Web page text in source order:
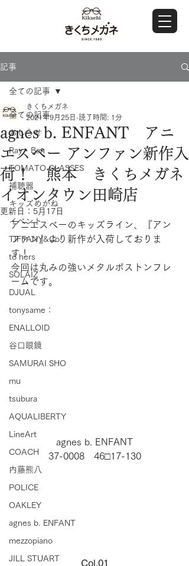
記事
全ての記事
おしらせ
Ray・Ban
TOMATO GLASSES
補聴器
キッズめがね
イベント
TIFFANY&Co.
to hers
SOLAIZ
DJUAL
tonysame：
ENALLOID
谷口眼鏡
SAMURAI SHO
mu
tsubura
AQUALIBERTY
LineArt
COACH
内藤熊八
POLICE
OAKLEY
agnes b. ENFANT
mezzopiano
JILL STUART
全ての記事
agnes b. ENFANT アニ
エスベー アンファン新作入
荷！ 熊本 きくちメガネ
イオンタウン田崎店
きくちメガネ
2021年9月25日 読了時間: 1分
更新日： 5月17日
アニエスベーのキッズライン、『アン
ファン』より新作が入荷しておりま
す！
今回は丸みの強いメタルボストンフレ
ームです。
agnes b. ENFANT
37-0008　46□17-130
Col.01